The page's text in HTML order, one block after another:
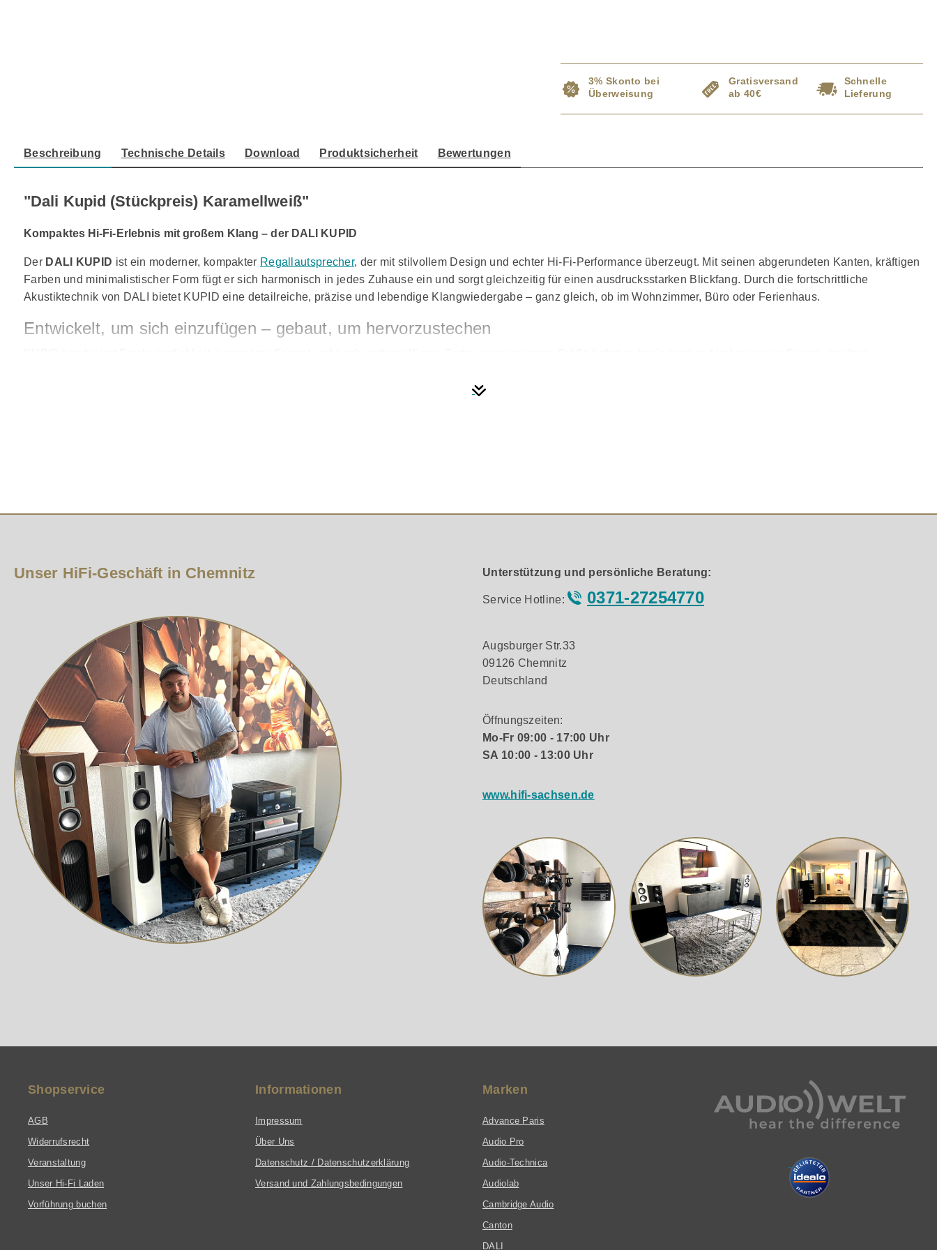
3% Skonto bei
Überweisung
Gratisversand
ab 40€
Schnelle
Lieferung
Beschreibung Technische Details Download Produktsicherheit Bewertungen
"Dali Kupid (Stückpreis) Karamellweiß"
Kompaktes Hi-Fi-Erlebnis mit großem Klang – der DALI KUPID
Der DALI KUPID ist ein moderner, kompakter Regallautsprecher, der mit stilvollem Design und echter Hi-Fi-Performance überzeugt. Mit seinen abgerundeten Kanten, kräftigen
Farben und minimalistischer Form fügt er sich harmonisch in jedes Zuhause ein und sorgt gleichzeitig für einen ausdrucksstarken Blickfang. Durch die fortschrittliche
Akustiktechnik von DALI bietet KUPID eine detailreiche, präzise und lebendige Klangwiedergabe – ganz gleich, ob im Wohnzimmer, Büro oder Ferienhaus.
Entwickelt, um sich einzufügen – gebaut, um hervorzustechen
Mit über 40 Jahren Erfahrung im Lautsprecherdesign verkörpert KUPID die Essenz der DALI-Klangphilosophie. Hochwertige Materialien, präzise Fertigung und fein
Der KUPID fügt sich elegant in jedes Wohnkonzept ein – oder setzt mit seiner farbenfrohen Gestaltung bewusst Akzente. Dank seiner kompakten Abmessungen lässt er sich
flexibel aufstellen oder mit der beiliegenden Wandhalterung montieren. Ob im Regal, auf dem Sideboard oder an der Wand: Der Lautsprecher bietet maximale Freiheit bei
gleichzeitig optimaler Klangperformance.
Technik für großen Sound
Im Inneren arbeitet ein 4½-Zoll-Low-Loss-Tiefmitteltöner, der für dynamische und detailreiche Basswiedergabe sorgt. Ergänzt wird er durch einen präzisen 26-mm-Soft-Dome-
Hochtöner, der kristallklare Höhen liefert. Der Dual-Flare-Bassreflex-Port reduziert Strömungsgeräusche und steigert die Bassdynamik. Speziell entwickelte Frequenzweichen
stellen sicher, dass jedes Frequenzband harmonisch zusammenwirkt – für einen natürlichen, ausdrucksstarken und ausgewogenen Klang.
Unser HiFi-Geschäft in Chemnitz Unterstützung und persönliche Beratung:
Service Hotline: 0371-27254770
Augsburger Str.33
09126 Chemnitz
Deutschland
Öffnungszeiten:
Mo-Fr 09:00 - 17:00 Uhr
SA 10:00 - 13:00 Uhr
www.hifi-sachsen.de
Shopservice
AGB
Widerrufsrecht
Veranstaltung
Unser Hi-Fi Laden
Vorführung buchen
Informationen
Impressum
Über Uns
Datenschutz / Datenschutzerklärung
Versand und Zahlungsbedingungen
Marken
Advance Paris
Audio Pro
Audio-Technica
Audiolab
Cambridge Audio
Canton
DALI